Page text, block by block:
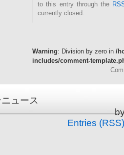
to this entry through the
currently closed.
Warning: Division by zero in /
includes/comment-
インニュー
Entries (RSS)